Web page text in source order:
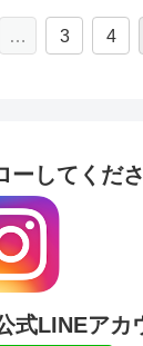
… 3 4
ーしてくだ
式LINEアカ